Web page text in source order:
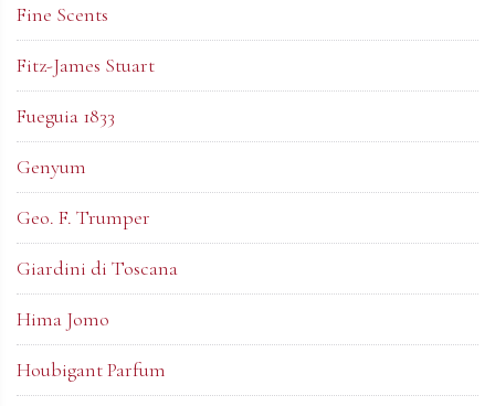
Fine Scents
Fitz-James Stuart
Fueguia 1833
Genyum
Geo. F. Trumper
Giardini di Toscana
Hima Jomo
Houbigant Parfum